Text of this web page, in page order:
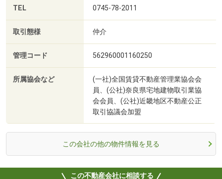
TEL 0745-78-2011
取引態様 仲介
管理コード 562960001160250
所属協会など
(一社)全国賃貸不動産管理業協会会
員、(公社)奈良県宅地建物取引業協
会会員、(公社)近畿地区不動産公正
取引協議会加盟
この会社の他の物件情報を見る
この不動産会社に相談する